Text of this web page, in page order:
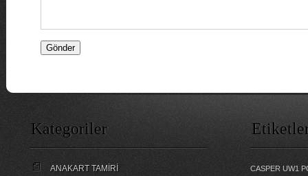
Kategoriler
ANAKART TAMİRİ
CASPER UW1